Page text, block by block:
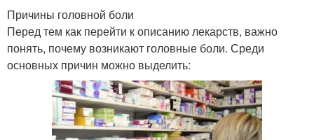
Причины головной боли
Перед тем как перейти к описанию лекарств, важно
понять, почему возникают головные боли. Среди
основных причин можно выделить: